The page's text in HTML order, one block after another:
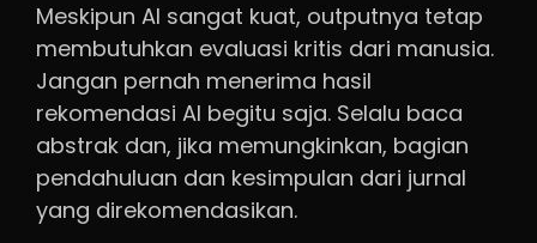
Meskipun AI sangat kuat, outputnya tetap
membutuhkan evaluasi kritis dari manusia.
Jangan pernah menerima hasil
rekomendasi AI begitu saja. Selalu baca
abstrak dan, jika memungkinkan, bagian
pendahuluan dan kesimpulan dari jurnal
yang direkomendasikan.